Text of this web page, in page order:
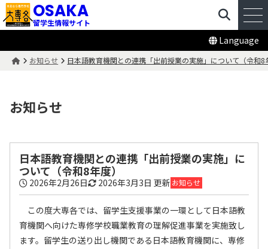
OSAKA
留学生情報サイト
Language
お知らせ 日本語教育機関との連携「出前授業の実施」について（令和8
お知らせ
日本語教育機関との連携「出前授業の実施」に
ついて（令和8年度）
2026年2月26日 2026年3月3日 更新 お知らせ
この度大専各では、留学生支援事業の一環として日本語教
育機関へ向けた専修学校職業教育の理解促進事業を実施致し
ます。留学生の送り出し機関である日本語教育機関に、専修